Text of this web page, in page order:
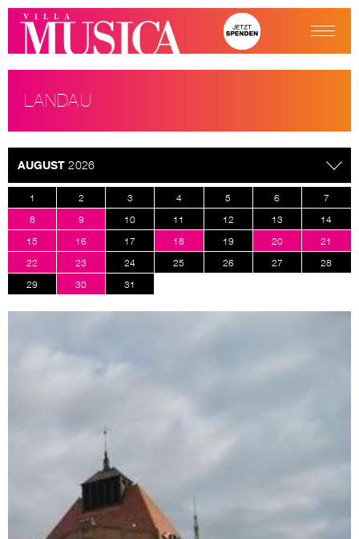
LANDAU
AUGUST2026
1 2 3 4 5 6
7
8
9 10 11 12 13
14
15
16 17 18 19 20
21
22
23 24 25 26 27
28
29
30 31